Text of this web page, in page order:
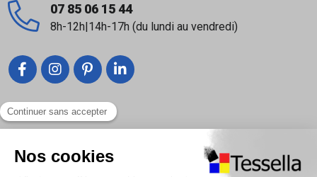
Liens utiles
Nous contacter
07 85 06 15 44
8h-12h|14h-17h (du lundi au vendredi)